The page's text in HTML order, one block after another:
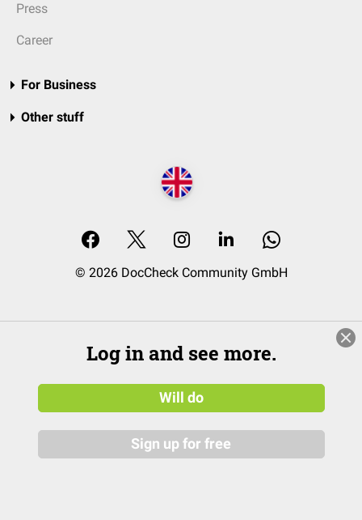
Press
Career
For Business
Other stuff
© 2026 DocCheck Community GmbH
Log in and see more.
Will do
Sign up for free